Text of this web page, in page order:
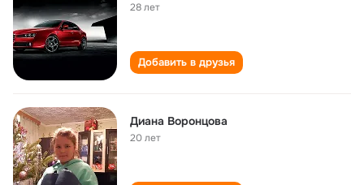
28 лет
Добавить в друзья
Диана Воронцова
20 лет